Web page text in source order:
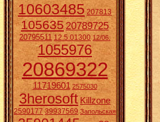
10603485 207813
10563520789725
20795511 12.5.01300 12/06.
1055976
20869322
11719601 2575030
3herosoft Killzone
2590177 39937569 Запольская